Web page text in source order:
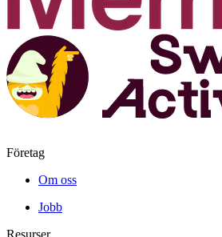
Företag
Om oss
Jobb
Resurser